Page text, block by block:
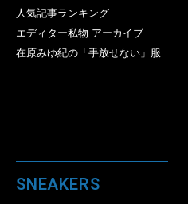
人気記事ランキング
エディター私物 アーカイブ
在原みゆ紀の「手放せない」服
SNEAKERS